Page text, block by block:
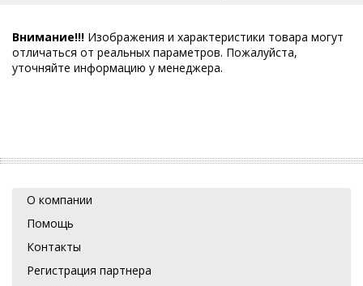
Внимание!!! Изображения и характеристики товара могут
отличаться от реальных параметров. Пожалуйста,
уточняйте информацию у менеджера.
О компании
Помощь
Контакты
Регистрация партнера